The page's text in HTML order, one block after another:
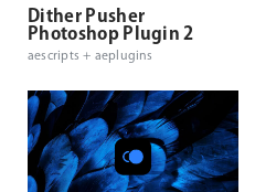
Dither Pusher
Photoshop Plugin 2
aescripts + aeplugins